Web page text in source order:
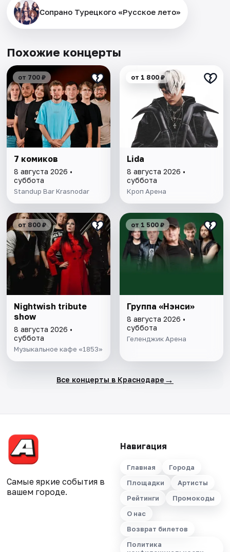
Сопрано Турецкого «Русское лето»
Похожие концерты
от 700 ₽
7 комиков
8 августа 2026 •
суббота
Standup Bar Krasnodar
от 1 800 ₽
Lida
8 августа 2026 •
суббота
Кроп Арена
от 800 ₽
Nightwish tribute
show
8 августа 2026 •
суббота
Музыкальное кафе «1853»
от 1 500 ₽
Группа «Нэнси»
8 августа 2026 •
суббота
Геленджик Арена
Все концерты в Краснодаре →
Самые яркие события в
вашем городе.
Навигация
Главная
Города
Площадки
Артисты
Рейтинги
Промокоды
О нас
Возврат билетов
Политика